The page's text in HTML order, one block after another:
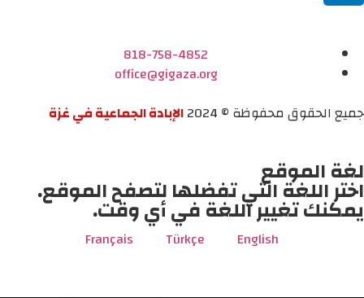
818-758-4852
office@gigaza.org
جميع الحقوق محفوظة © 2024
الإبادة الجماعية في غزة
لغة الموقع
اختر اللغة التي تفضلها لتصفح الموقع.
يمكنك تغيير اللغة في أي وقت.
English
Türkçe
Français